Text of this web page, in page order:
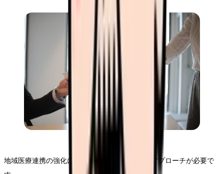
地域医療連携の強化には、組織的かつ系統的なアプローチが必要で